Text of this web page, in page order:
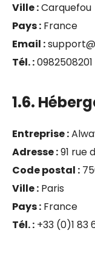
Ville :Carquefou
Pays : France
Email :
Tél. :0982508201
1.6.
Entreprise :
Adresse :91 rue
Code postal :
Ville : Paris
Pays : France
Tél. : +33 (0)1 83